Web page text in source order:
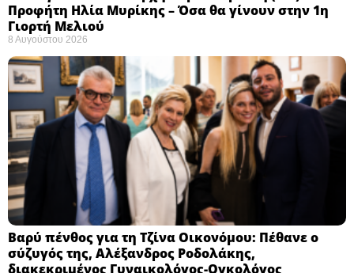
Προφήτη Ηλία Μυρίκης – Όσα θα γίνουν στην 1η
Γιορτή Μελιού
8 Αυγούστου 2026
Βαρύ πένθος για τη Τζίνα Οικονόμου: Πέθανε ο
σύζυγός της, Αλέξανδρος Ροδολάκης,
διακεκριμένος Γυναικολόγος-Ογκολόγος